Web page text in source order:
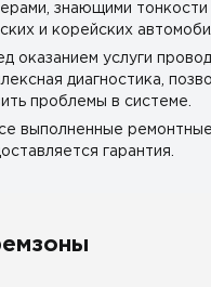
знающими тонкости
и корейских
оказанием услуги
диагностика,
проблемы в системе.
выполненные
гарантия.